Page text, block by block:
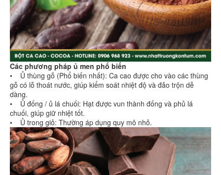
Các phương pháp ủ men phổ biến
• Ủ thùng gỗ (Phổ biến nhất): Ca cao được cho vào các thùng
gỗ có lỗ thoát nước, giúp kiểm soát nhiệt độ và đảo trộn dễ
dàng.
• Ủ đống / ủ lá chuối: Hạt được vun thành đống và phủ lá
chuối, giúp giữ nhiệt tốt.
• Ủ trong giỏ: Thường áp dụng quy mô nhỏ.